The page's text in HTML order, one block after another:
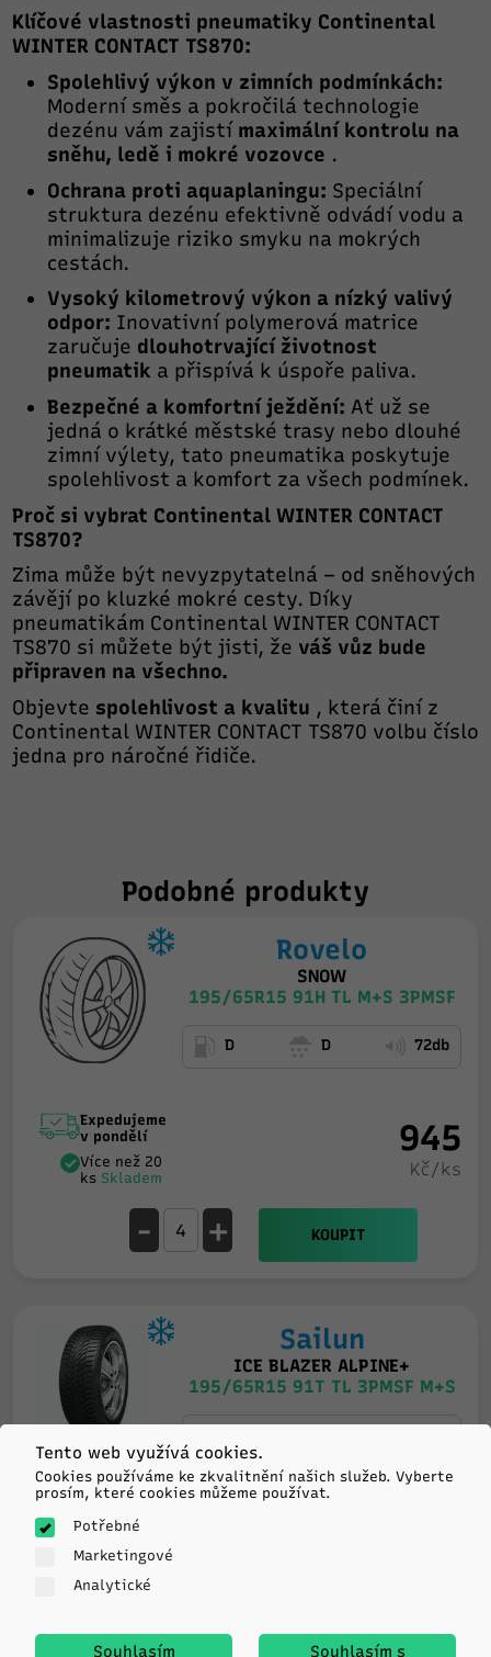
Klíčové vlastnosti pneumatiky Continental
WINTER CONTACT TS870:
Spolehlivý výkon v zimních podmínkách:
Moderní směs a pokročilá technologie
dezénu vám zajistí maximální kontrolu na
sněhu, ledě i mokré vozovce .
Ochrana proti aquaplaningu: Speciální
struktura dezénu efektivně odvádí vodu a
minimalizuje riziko smyku na mokrých
cestách.
Vysoký kilometrový výkon a nízký valivý
odpor: Inovativní polymerová matrice
zaručuje dlouhotrvající životnost
pneumatik a přispívá k úspoře paliva.
Bezpečné a komfortní ježdění: Ať už se
jedná o krátké městské trasy nebo dlouhé
zimní výlety, tato pneumatika poskytuje
spolehlivost a komfort za všech podmínek.
Proč si vybrat Continental WINTER CONTACT
TS870?
Zima může být nevyzpytatelná – od sněhových
závějí po kluzké mokré cesty. Díky
pneumatikám Continental WINTER CONTACT
TS870 si můžete být jisti, že váš vůz bude
připraven na všechno.
Objevte spolehlivost a kvalitu , která činí z
Continental WINTER CONTACT TS870 volbu číslo
jedna pro náročné řidiče.
Podobné produkty
Rovelo
SNOW
195/65R15 91H TL M+S 3PMSF
D D 72db
Expedujeme
v pondělí
Více než 20
ks Skladem
945
Kč/ks
- + KOUPIT
Sailun
ICE BLAZER ALPINE+
195/65R15 91T TL 3PMSF M+S
Expedujeme
Více než 20
ksSkladem
-
Tento web využívá cookies.
Cookies používáme ke zkvalitnění našich služeb. Vyberte
prosím, které cookies můžeme používat.
Potřebné
Marketingové
Analytické
Souhlasím Souhlasím s